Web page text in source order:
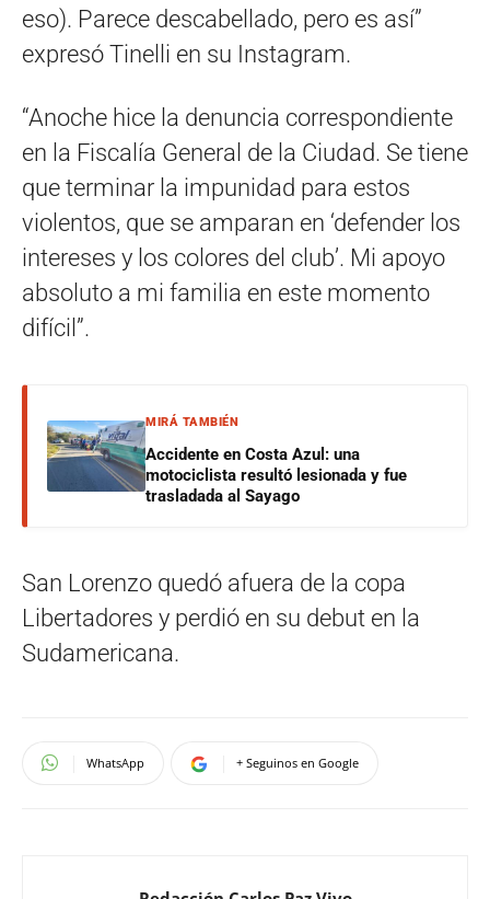
eso). Parece descabellado, pero es así”
expresó Tinelli en su Instagram.
“Anoche hice la denuncia correspondiente
en la Fiscalía General de la Ciudad. Se tiene
que terminar la impunidad para estos
violentos, que se amparan en ‘defender los
intereses y los colores del club’. Mi apoyo
absoluto a mi familia en este momento
difícil”.
MIRÁ TAMBIÉN
Accidente en Costa Azul: una
motociclista resultó lesionada y fue
trasladada al Sayago
San Lorenzo quedó afuera de la copa
Libertadores y perdió en su debut en la
Sudamericana.
WhatsApp + Seguinos en Google